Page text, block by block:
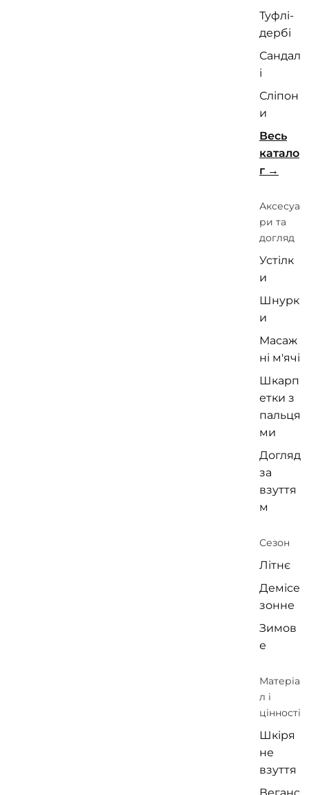
Туфлі-
дербі
Сандал
і
Сліпон
и
Весь
катало
г
Аксесуа
ри та
догляд
Устілк
и
Шнурк
и
Масаж
ні м'ячі
Шкарп
етки з
пальця
ми
Догляд
за
взуття
м
Сезон
Літнє
Демісе
зонне
Зимов
е
Матеріа
л і
цінності
Шкіря
не
взуття